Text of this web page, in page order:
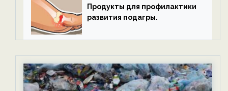
Продукты для профилактики
развития подагры.